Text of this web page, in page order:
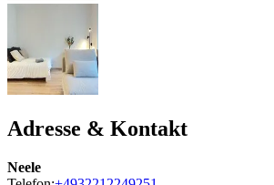
Adresse & Kontakt
Neele